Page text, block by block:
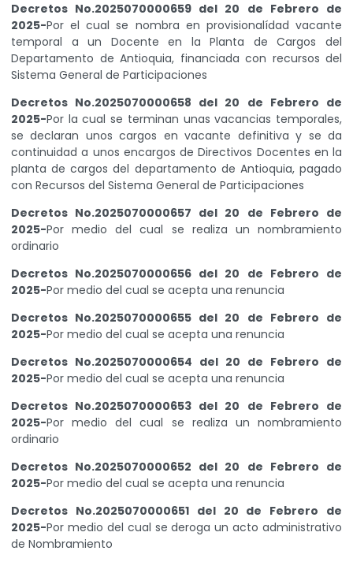
Decretos No.2025070000659 del 20 de Febrero de
2025-Por el cual se nombra en provisionalídad vacante
temporal a un Docente en la Planta de Cargos del
Departamento de Antioquia, financiada con recursos del
Sistema General de Participaciones
Decretos No.2025070000658 del 20 de Febrero de
2025-Por la cual se terminan unas vacancias temporales,
se declaran unos cargos en vacante definitiva y se da
continuidad a unos encargos de Directivos Docentes en la
planta de cargos del departamento de Antioquia, pagado
con Recursos del Sistema General de Participaciones
Decretos No.2025070000657 del 20 de Febrero de
2025-Por medio del cual se realiza un nombramiento
ordinario
Decretos No.2025070000656 del 20 de Febrero de
2025-Por medio del cual se acepta una renuncia
Decretos No.2025070000655 del 20 de Febrero de
2025-Por medio del cual se acepta una renuncia
Decretos No.2025070000654 del 20 de Febrero de
2025-Por medio del cual se acepta una renuncia
Decretos No.2025070000653 del 20 de Febrero de
2025-Por medio del cual se realiza un nombramiento
ordinario
Decretos No.2025070000652 del 20 de Febrero de
2025-Por medio del cual se acepta una renuncia
Decretos No.2025070000651 del 20 de Febrero de
2025-Por medio del cual se deroga un acto administrativo
de Nombramiento